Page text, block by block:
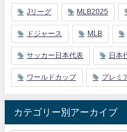
Jリーグ MLB2025
ドジャース MLB
サッカー日本代表 日本
ワールドカップ プレミ
カテゴリー別アーカイブ